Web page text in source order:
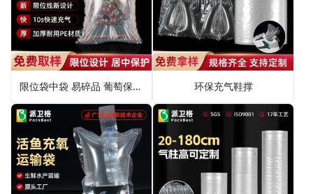
限位袋中袋 易碎品 葡萄保护包装 环保充气鞋撑